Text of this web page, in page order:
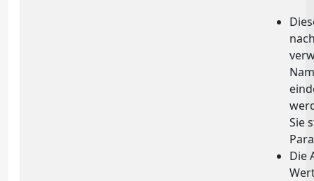
Sie
Die